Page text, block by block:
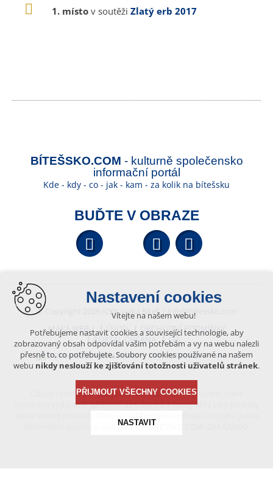
1. místo v soutěži Zlatý erb 2017
BÍTEŠSKO.COM - kulturně společensko
informační portál
Kde - kdy - co - jak - kam - za kolik na bítešsku
BUĎTE V OBRAZE
Facebook YouTube
© Copyright 2026 ICKK Velká Bíteš |
info@bitessko.com
MAPA WEBU
ÚVOD
OBCHODNÍ PODMÍNKY
PORTÁL OBČANA
GIS
VYTVOŘENO V XART.CZ
Obsah tohoto portálu je chráněn autorským právem, které
vykonává vydavatel. Jakékoliv užití článků a fotografií z této podoby
písemného souhlasu vydavatele – BÍTEŠSKO.COM -ZAKÁZÁNO.
Nastavení cookies
Vítejte na našem webu!
Potřebujeme nastavit cookies a související technologie, aby
zobrazovaný obsah odpovídal vašim potřebám a vy na webu nalezli
přesně to, co potřebujete. Soubory cookies používané na našem
webu nikdy neslouží ke zjišťování totožnosti uživatelů stránek.
PŘIJMOUT VŠECHNY COOKIES
NASTAVIT